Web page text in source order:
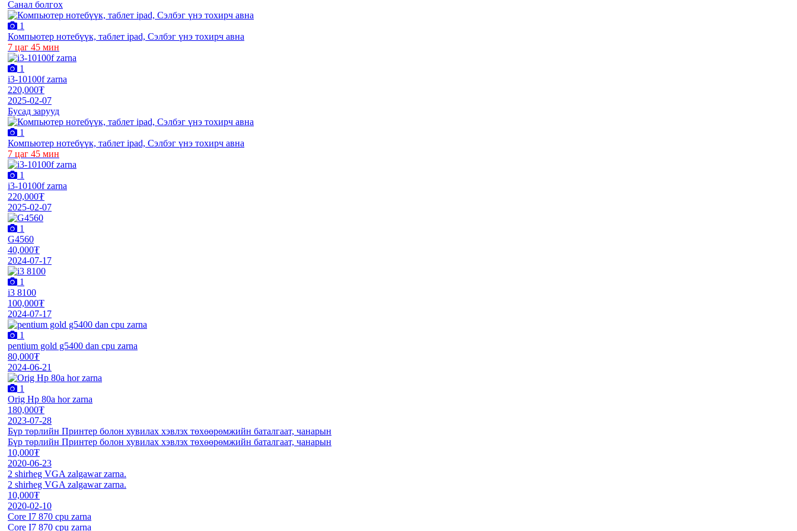
Санал болгох
1
Компьютер нотебүүк, таблет ipad, Сэлбэг үнэ тохирч авна
7 цаг 45 мин
1
i3-10100f zarna
220,000₮
2025-02-07
Бусад зарууд
1
Компьютер нотебүүк, таблет ipad, Сэлбэг үнэ тохирч авна
7 цаг 45 мин
1
i3-10100f zarna
220,000₮
2025-02-07
1
G4560
40,000₮
2024-07-17
1
i3 8100
100,000₮
2024-07-17
1
pentium gold g5400 dan cpu zarna
80,000₮
2024-06-21
1
Orig Hp 80a hor zarna
180,000₮
2023-07-28
Бүр төрлийн Принтер болон хувилах хэвлэх төхөөрөмжийн баталгаат, чанарын
Бүр төрлийн Принтер болон хувилах хэвлэх төхөөрөмжийн баталгаат, чанарын
10,000₮
2020-06-23
2 shirheg VGA zalgawar zarna.
2 shirheg VGA zalgawar zarna.
10,000₮
2020-02-10
Core I7 870 cpu zarna
Core I7 870 cpu zarna